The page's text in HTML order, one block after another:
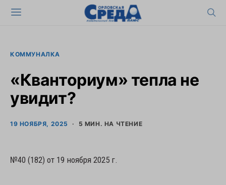
КОММУНАЛКА
«Кванториум» тепла не
увидит?
19 НОЯБРЯ, 2025 5 МИН. НА ЧТЕНИЕ
№40 (182) от 19 ноября 2025 г.